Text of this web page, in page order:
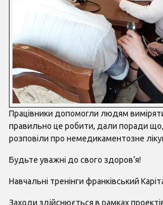
Працівники допомогли людям
правильно це робити, дали поради
розповіли про немедикаментозне
Будьте уважні до свого здоров’я!
Навчальні тренінги франківський
Заходи здійснюється в рамках